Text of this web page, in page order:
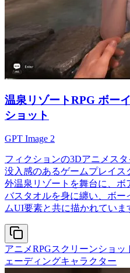
温泉リゾートRPG ボー
ショット
GPT Image 2
フィクションの3Dアニメス
没入感のあるゲームプレイ
外温泉リゾートを舞台に、
バスタオルを身に纏い、ボ
ムUI要素と共に描かれていま
アニメRPGスクリーンショッ
ェーディングキャラクター